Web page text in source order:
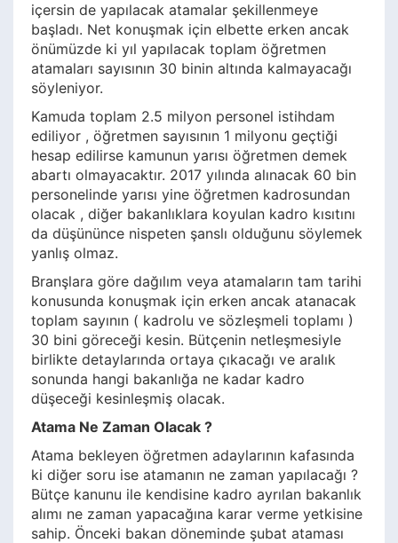
içersin de yapılacak atamalar şekillenmeye
başladı. Net konuşmak için elbette erken ancak
önümüzde ki yıl yapılacak toplam öğretmen
atamaları sayısının 30 binin altında kalmayacağı
söyleniyor.
Kamuda toplam 2.5 milyon personel istihdam
ediliyor , öğretmen sayısının 1 milyonu geçtiği
hesap edilirse kamunun yarısı öğretmen demek
abartı olmayacaktır. 2017 yılında alınacak 60 bin
personelinde yarısı yine öğretmen kadrosundan
olacak , diğer bakanlıklara koyulan kadro kısıtını
da düşününce nispeten şanslı olduğunu söylemek
yanlış olmaz.
Branşlara göre dağılım veya atamaların tam tarihi
konusunda konuşmak için erken ancak atanacak
toplam sayının ( kadrolu ve sözleşmeli toplamı )
30 bini göreceği kesin. Bütçenin netleşmesiyle
birlikte detaylarında ortaya çıkacağı ve aralık
sonunda hangi bakanlığa ne kadar kadro
düşeceği kesinleşmiş olacak.
Atama Ne Zaman Olacak ?
Atama bekleyen öğretmen adaylarının kafasında
ki diğer soru ise atamanın ne zaman yapılacağı ?
Bütçe kanunu ile kendisine kadro ayrılan bakanlık
alımı ne zaman yapacağına karar verme yetkisine
sahip. Önceki bakan döneminde şubat ataması